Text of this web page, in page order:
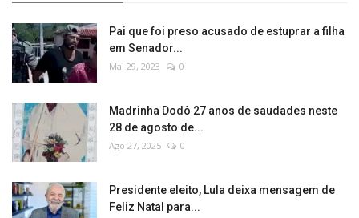
Pai que foi preso acusado de estuprar a filha
em Senador...
Mai 29, 2023 0
Madrinha Dodô 27 anos de saudades neste
28 de agosto de...
Ago 27, 2025 0
Presidente eleito, Lula deixa mensagem de
Feliz Natal para...